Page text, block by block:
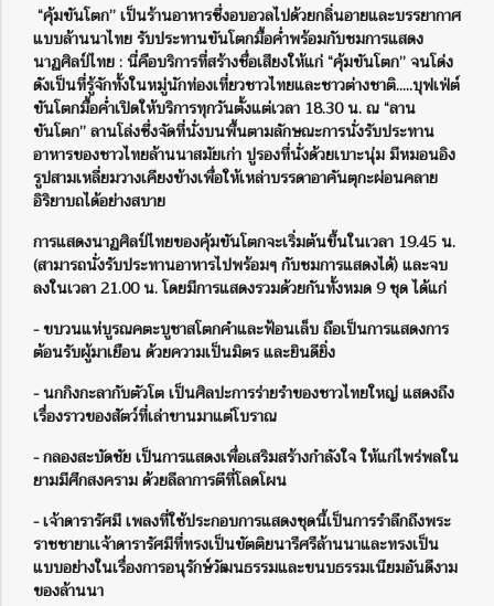
“คุ้มขันโตก” เป็นร้านอาหารซึ่งอบอวลไปด้วยกลิ่นอายและบรรยากาศ
แบบล้านนาไทย รับประทานขันโตกมื้อค่ำพร้อมกับชมการแสดง
นาฏศิลป์ไทย : นี่คือบริการที่สร้างชื่อเสียงให้แก่ “คุ้มขันโตก” จนโด่ง
ดังเป็นที่รู้จักทั้งในหมู่นักท่องเที่ยวชาวไทยและชาวต่างชาติ.....บุฟเฟ่ต์
ขันโตกมื้อค่ำเปิดให้บริการทุกวันตั้งแต่เวลา 18.30 น. ณ “ลาน
ขันโตก” ลานโล่งซึ่งจัดที่นั่งบนพื้นตามลักษณะการนั่งรับประทาน
อาหารของชาวไทยล้านนาสมัยเก่า ปูรองที่นั่งด้วยเบาะนุ่ม มีหมอนอิง
รูปสามเหลี่ยมวางเคียงข้างเพื่อให้เหล่าบรรดาอาคันตุกะผ่อนคลาย
อิริยาบถได้อย่างสบาย
การแสดงนาฏศิลป์ไทยของคุ้มขันโตกจะเริ่มต้นขึ้นในเวลา 19.45 น.
(สามารถนั่งรับประทานอาหารไปพร้อมๆ กับชมการแสดงได้) และจบ
ลงในเวลา 21.00 น. โดยมีการแสดงรวมด้วยกันทั้งหมด 9 ชุด ได้แก่
- ขบวนแห่บูรณคตะบูชาสโตกคำและฟ้อนเล็บ ถือเป็นการแสดงการ
ต้อนรับผู้มาเยือน ด้วยความเป็นมิตร และยินดียิ่ง
- นกกิงกะลากับตัวโต เป็นศิลปะการร่ายรำของชาวไทยใหญ่ แสดงถึง
เรื่องราวของสัตว์ที่เล่าขานมาแต่โบราณ
- กลองสะบัดชัย เป็นการแสดงเพื่อเสริมสร้างกำลังใจ ให้แก่ไพร่พลใน
ยามมีศึกสงคราม ด้วยลีลาการตีที่โลดโผน
- เจ้าดารารัศมี เพลงที่ใช้ประกอบการแสดงชุดนี้เป็นการรำลึกถึงพระ
ราชชายาเเจ้าดารารัศมีที่ทรงเป็นขัตติยนารีศรีล้านนาและทรงเป็น
แบบอย่างในเรื่องการอนุรักษ์วัฒนธรรมและขนบธรรมเนียมอันดีงาม
ของล้านนา